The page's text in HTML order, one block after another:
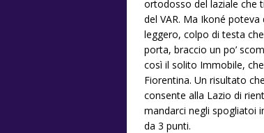
ortodosso del laziale che
del VAR. Ma Ikoné
leggero, colpo di testa
porta, braccio un po’
così il solito Immobile,
Fiorentina. Un risultato
consente alla Lazio di
mandarci negli spogliatoi
da 3 punti.